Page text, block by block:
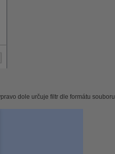
dole určuje filtr dle formátu souboru.